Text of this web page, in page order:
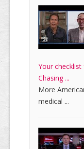
Your
Chasing ...
More
medical ...